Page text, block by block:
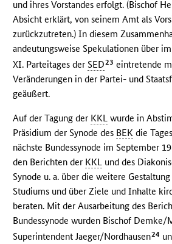
und ihres Vorstandes erfolgt. (Bischof
Absicht erklärt, von seinem Amt als
zurückzutreten.) In diesem
andeutungsweise Spekulationen über
XI. Parteitages derSED23 eintretende
Veränderungen in der Partei- und
geäußert.
Auf der Tagung der KKL wurde in
Präsidium der Synode des BEK die
nächste Bundessynode im September
den Berichten der KKL und des
Synode u. a. über die weitere
Studiums und über Ziele und Inhalte
beraten. Mit der Ausarbeitung des
Bundessynode wurden Bischof Demke/
Superintendent Jaeger/Nordhausen24